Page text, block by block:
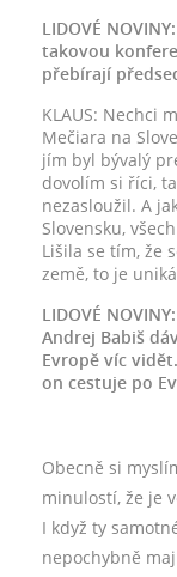
LIDOVÉ
takovou
přebírají
KLAUS: Nechci
Mečiara na
jím byl bývalý
dovolím si říci,
nezasloužil. A
Slovensku,
Lišila se tím, že
země, to je
LIDOVÉ
Andrej Babiš
Evropě víc
on cestuje po
Obecně si
minulostí, že je
I když ty
nepochybně